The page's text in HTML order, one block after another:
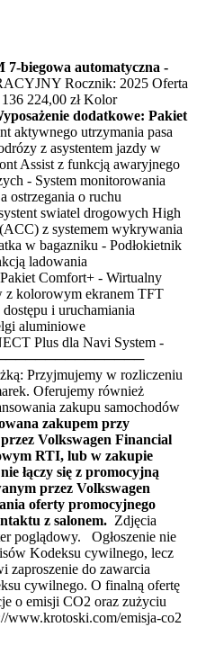
biegowa automatyczna -
Rocznik: 2025 Oferta
224,00 zł Kolor
dodatkowe: Pakiet
aktywnego utrzymania pasa
z asystentem jazdy w
Assist z funkcją awaryjnego
- System monitorowania
ostrzegania o ruchu
swiatel drogowych High
z systemem wykrywania
w bagazniku - Podłokietnik
ladowania
Comfort+ - Wirtualny
z kolorowym ekranem TFT
i uruchamiania
aluminiowe
Plus dla Navi System -
Przyjmujemy w rozliczeniu
Oferujemy również
zakupu samochodów
zakupem przy
Volkswagen Financial
RTI, lub w zakupie
łączy się z promocyjną
przez Volkswagen
oferty promocyjnego
z salonem. Zdjęcia
poglądowy. Ogłoszenie nie
Kodeksu cywilnego, lecz
zaproszenie do zawarcia
cywilnego. O finalną ofertę
o emisji CO2 oraz zużyciu
www.krotoski.com/emisja-co2